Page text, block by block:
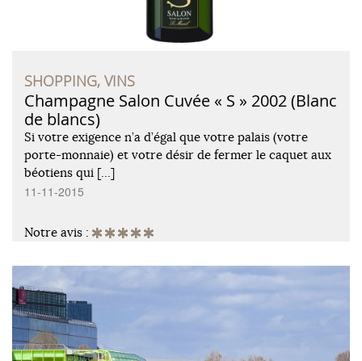
SHOPPING, VINS
Champagne Salon Cuvée « S » 2002 (Blanc
de blancs)
Si votre exigence n’a d’égal que votre palais (votre
porte-monnaie) et votre désir de fermer le caquet aux
béotiens qui […]
11-11-2015
Notre avis :